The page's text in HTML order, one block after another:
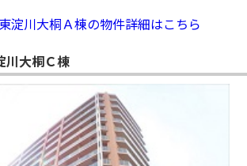
淀川大桐Ａ棟の物件詳細はこちら
川大桐Ｃ棟